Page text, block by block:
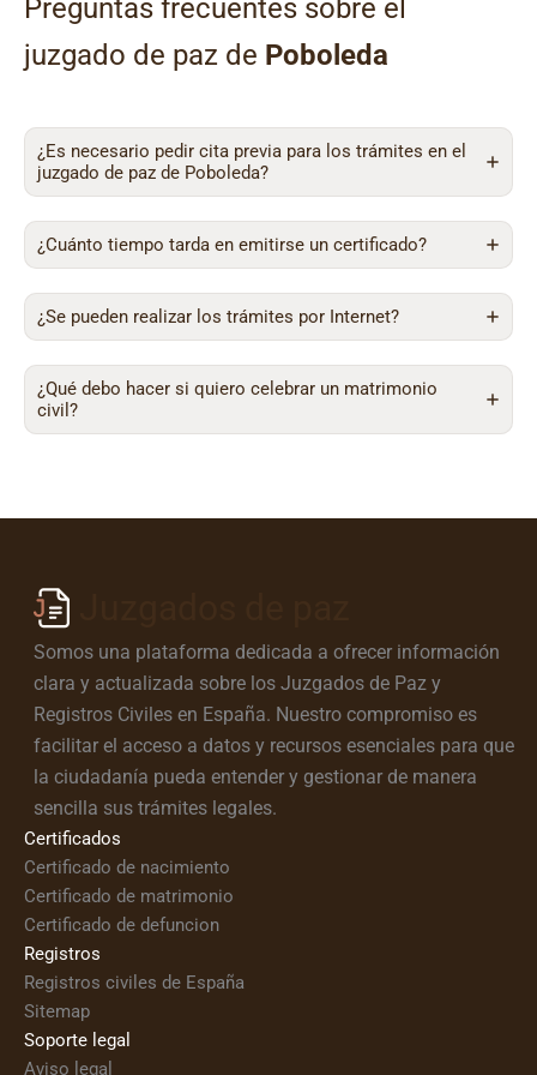
Preguntas frecuentes sobre el
juzgado de paz de Poboleda
¿Es necesario pedir cita previa para los trámites en el
juzgado de paz de Poboleda?
¿Cuánto tiempo tarda en emitirse un certificado?
¿Se pueden realizar los trámites por Internet?
¿Qué debo hacer si quiero celebrar un matrimonio
civil?
Somos una plataforma dedicada a ofrecer información
clara y actualizada sobre los Juzgados de Paz y
Registros Civiles en España. Nuestro compromiso es
facilitar el acceso a datos y recursos esenciales para que
la ciudadanía pueda entender y gestionar de manera
sencilla sus trámites legales.
Certificados
Certificado de nacimiento
Certificado de matrimonio
Certificado de defuncion
Registros
Registros civiles de España
Sitemap
Soporte legal
Aviso legal